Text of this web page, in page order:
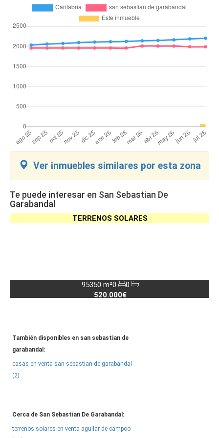
Ver inmuebles similares por esta zona
Te puede interesar en San Sebastian De
Garabandal
TERRENOS SOLARES
95350 m²0
0
520.000€
También disponibles en san sebastian de
garabandal:
casas en venta san sebastian de garabandal
(2)
Cerca de San Sebastian De Garabandal:
terrenos solares en venta aguilar de campoo